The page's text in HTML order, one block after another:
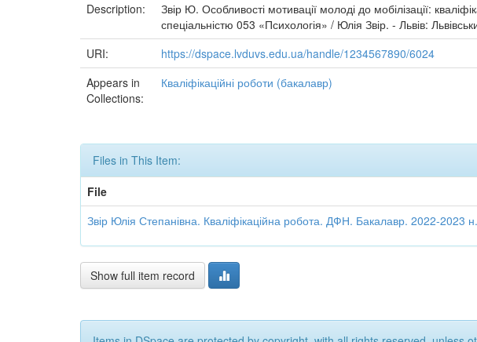
Description:
Звір Ю. Особливості мотивації молоді до мобілізації:
спеціальністю 053 «Психологія» / Юлія Звір. - Львів:
URI:
https://dspace.lvduvs.edu.ua/handle/1234567890/6024
Appears in
Collections:
Кваліфікаційні роботи (бакалавр)
Files in This Item:
File
Звір Юлія Степанівна. Кваліфікаційна робота. ДФН. Бакалавр. 2022-2023
Show full item record